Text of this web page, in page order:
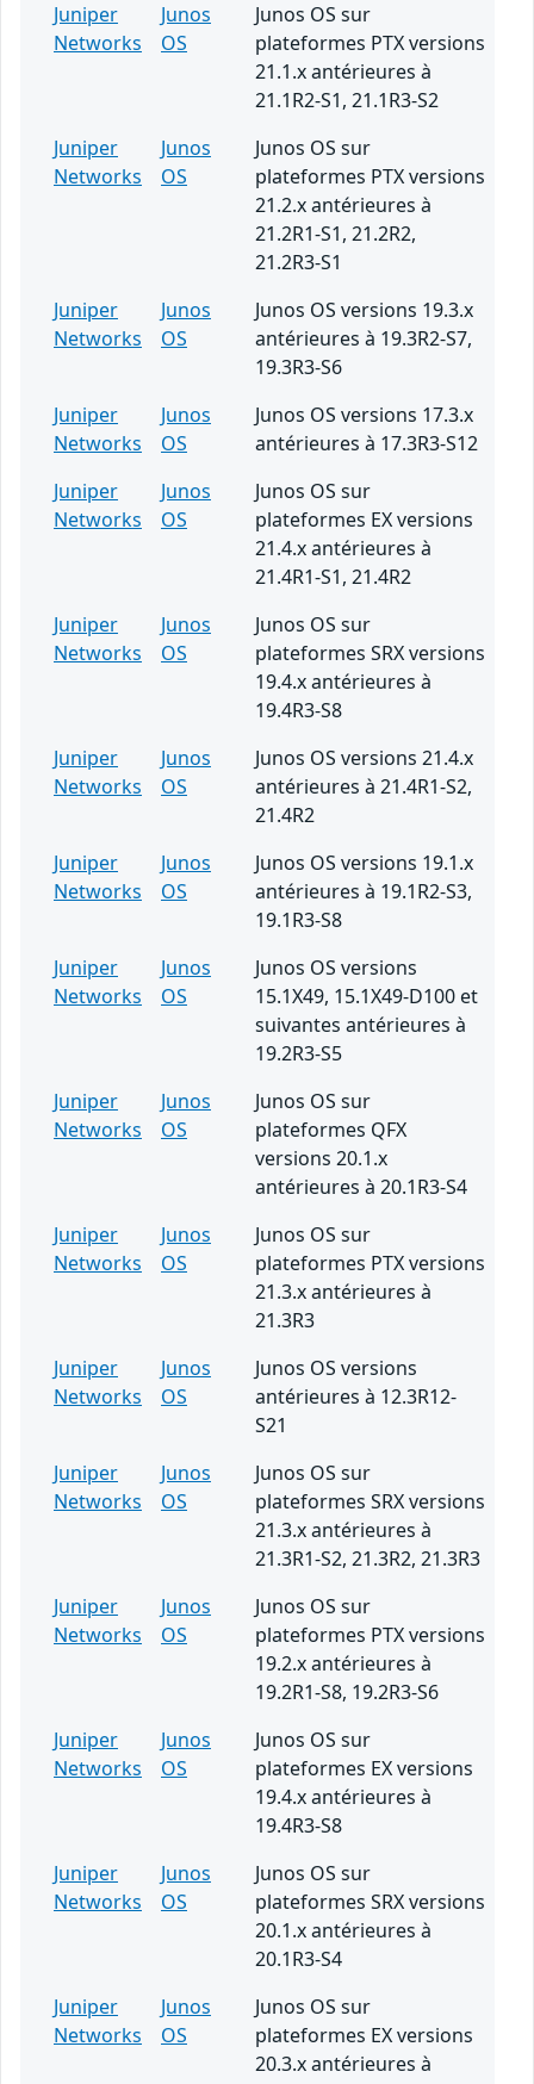
Juniper
Networks
Junos
OS
Junos OS sur
plateformes PTX versions
21.1.x antérieures à
21.1R2-S1, 21.1R3-S2
Juniper
Networks
Junos
OS
Junos OS sur
plateformes PTX versions
21.2.x antérieures à
21.2R1-S1, 21.2R2,
21.2R3-S1
Juniper
Networks
Junos
OS
Junos OS versions 19.3.x
antérieures à 19.3R2-S7,
19.3R3-S6
Juniper
Networks
Junos
OS
Junos OS versions 17.3.x
antérieures à 17.3R3-S12
Juniper
Networks
Junos
OS
Junos OS sur
plateformes EX versions
21.4.x antérieures à
21.4R1-S1, 21.4R2
Juniper
Networks
Junos
OS
Junos OS sur
plateformes SRX versions
19.4.x antérieures à
19.4R3-S8
Juniper
Networks
Junos
OS
Junos OS versions 21.4.x
antérieures à 21.4R1-S2,
21.4R2
Juniper
Networks
Junos
OS
Junos OS versions 19.1.x
antérieures à 19.1R2-S3,
19.1R3-S8
Juniper
Networks
Junos
OS
Junos OS versions
15.1X49, 15.1X49-D100 et
suivantes antérieures à
19.2R3-S5
Juniper
Networks
Junos
OS
Junos OS sur
plateformes QFX
versions 20.1.x
antérieures à 20.1R3-S4
Juniper
Networks
Junos
OS
Junos OS sur
plateformes PTX versions
21.3.x antérieures à
21.3R3
Juniper
Networks
Junos
OS
Junos OS versions
antérieures à 12.3R12-
S21
Juniper
Networks
Junos
OS
Junos OS sur
plateformes SRX versions
21.3.x antérieures à
21.3R1-S2, 21.3R2, 21.3R3
Juniper
Networks
Junos
OS
Junos OS sur
plateformes PTX versions
19.2.x antérieures à
19.2R1-S8, 19.2R3-S6
Juniper
Networks
Junos
OS
Junos OS sur
plateformes EX versions
19.4.x antérieures à
19.4R3-S8
Juniper
Networks
Junos
OS
Junos OS sur
plateformes SRX versions
20.1.x antérieures à
20.1R3-S4
Juniper
Networks
Junos
OS
Junos OS sur
plateformes EX versions
20.3.x antérieures à